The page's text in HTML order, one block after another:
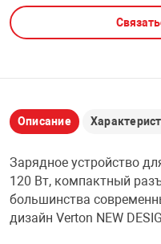
ДОМА
ТЕХНИКА
Описание
Зарядное устройство
120 Вт, компактный
большинства
дизайн Verton NEW